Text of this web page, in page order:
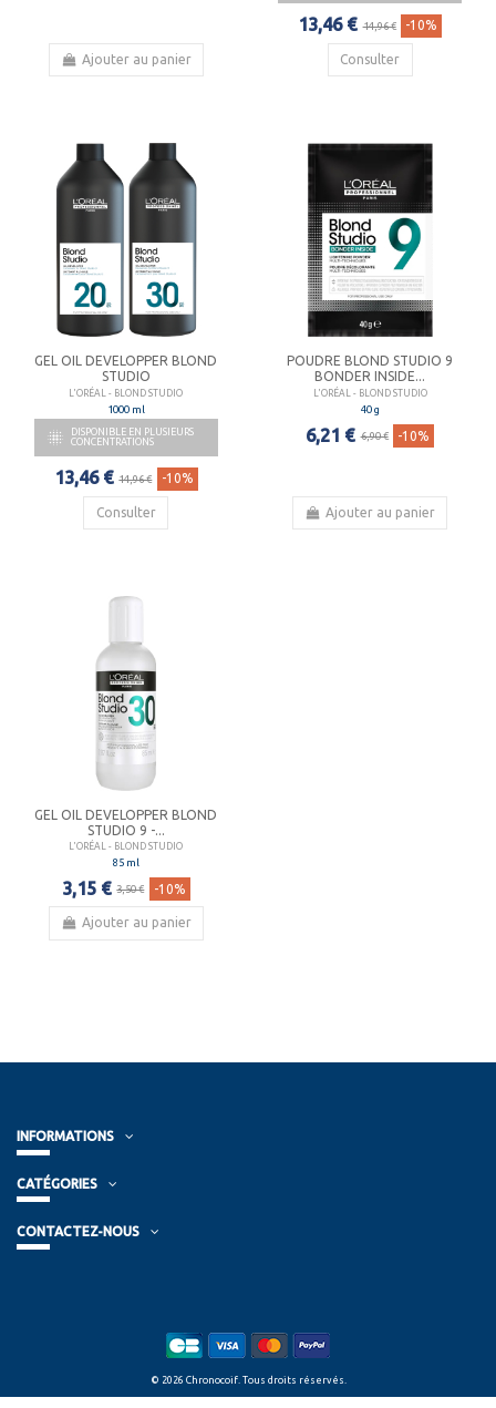
Ajouter au panier
13,46 € 14,96 € -10%
Consulter
GEL OIL DEVELOPPER BLOND
STUDIO
L'ORÉAL - BLOND STUDIO
1000 ml

DISPONIBLE EN PLUSIEURS
CONCENTRATIONS
13,46 € 14,96 € -10%
Consulter
POUDRE BLOND STUDIO 9
BONDER INSIDE...
L'ORÉAL - BLOND STUDIO
40 g
6,21 € 6,90 € -10%
Ajouter au panier
GEL OIL DEVELOPPER BLOND
STUDIO 9 -...
L'ORÉAL - BLOND STUDIO
85 ml
3,15 € 3,50 € -10%
Ajouter au panier
INFORMATIONS
CATÉGORIES
CONTACTEZ-NOUS
© 2026 Chronocoif. Tous droits réservés.